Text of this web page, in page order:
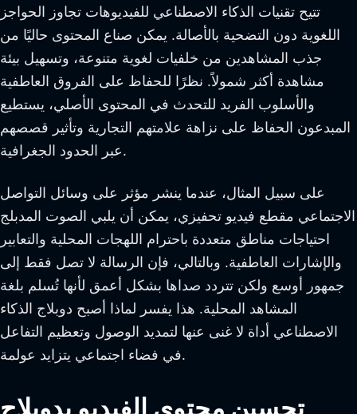
تتيح تقنيات الذكاء الاصطناعي للفيديوهات تجاوز الحواجز
اللغوية دون التضحية بالأصالة. يمكن صناع المحتوى حاليًا من
جذب المشاهدين من خلفيات لغوية متنوعة، وتسهيل بيئة
مشاهدة أكثر شمولاً. نظرًا للحفاظ على الفروق العاطفية
والأسلوب الفريد للتحدث في المحتوى الأصلي، يستطيع
المبدعون الحفاظ على نزاهة علامتهم التجارية وتأثير قصصهم
عبر الحدود الجغرافية.
على سبيل المثال، عندما ينشر مؤثر على وسائل التواصل
الاجتماعي مقطع فيديو تحفيزي، يمكن أن يلبي الصوت المدبلج
احتياجات مناطق متعددة باحترام اللهجات المحلية والتعابير
والإشارات العاطفية. وبالتالي، فإن الرسالة لا تصل فقط إلى
جمهور أوسع ولكن تتردد صداها بشكل أعمق لأنها تُسلم بلغة
المشاهد المحلية. هذا يفسر لماذا أصبح دوبلاج الذكاء
الاصطناعي أداة لا غنى عنها لتمديد الوصول وتعظيم التفاعل
في فضاء اجتماعي يتزايد عولمة.